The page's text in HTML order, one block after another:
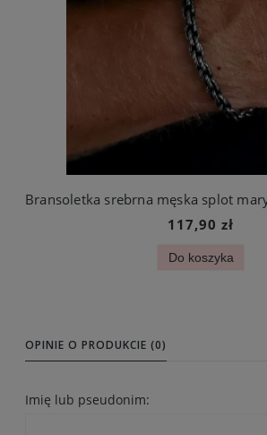
117,90 zł
Do koszyka
OPINIE O PRODUKCIE (0)
Imię lub pseudonim: